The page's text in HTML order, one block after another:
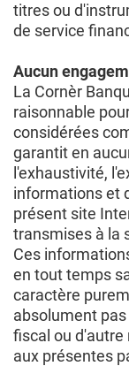
titres ou
de service
Aucun
La Cornèr
raisonnable
considérées
garantit en
l'exhaustivité,
informations et
présent site
transmises à la
Ces
en tout temps
caractère
absolument
fiscal ou d'autre
aux présentes